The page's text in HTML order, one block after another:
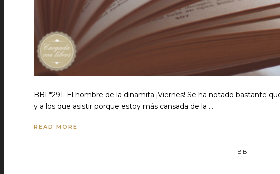
BBF*291: El hombre de la dinamita ¡Viernes! Se ha notado bastante
y a los que asistir porque estoy más cansada de la …
READ MORE
BBF